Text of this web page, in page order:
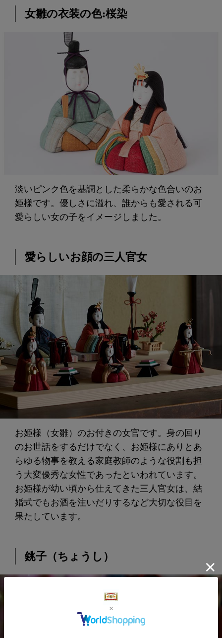
女雛の衣装の色:桜染
淡いピンク色を基調とした柔らかな色合いのお
姫様です。優しさに溢れ、誰からも愛される可
愛らしい女の子をイメージしました。
愛らしいお顔の三人官女
お姫様（女雛）のお付きの女官です。身の回り
のお世話をするだけでなく、お姫様にありとあ
らゆる物事を教える家庭教師のような役割も担
う大変優秀な女性であったといわれています。
お姫様が幼い頃から仕えてきた三人官女は、結
婚式でもお酒を注いだりするなど大切な役目を
果たしています。
銚子（ちょうし）